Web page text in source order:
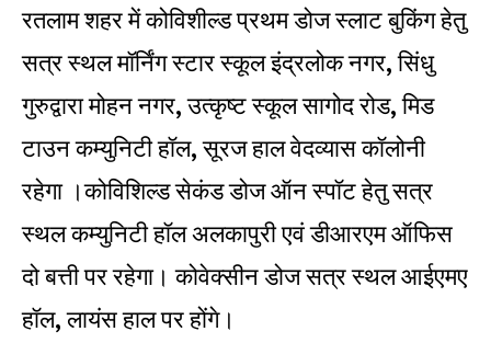
रतलाम शहर में कोविशील्ड प्रथम डोज स्लाट बुकिंग हेतु
सत्र स्थल मॉर्निंग स्टार स्कूल इंद्रलोक नगर,सिंधु
गुरुद्वारा मोहन नगर,उत्कृष्ट स्कूल सागोद रोड,मिड
टाउन कम्युनिटी हॉल,सूरज हाल वेदव्यास कॉलोनी
रहेगा ।कोविशिल्ड सेकंड डोज ऑन स्पॉट हेतु सत्र
स्थल कम्युनिटी हॉल अलकापुरी एवं डीआरएम ऑफिस
दो बत्ती पर रहेगा। कोवेक्सीन डोज सत्र स्थल आईएमए
हॉल,लायंस हाल पर होंगे।